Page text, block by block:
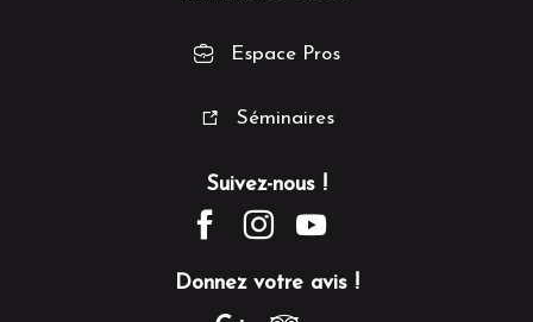
Suivez-nous !
Donnez votre avis !
Espace Pros
Séminaires